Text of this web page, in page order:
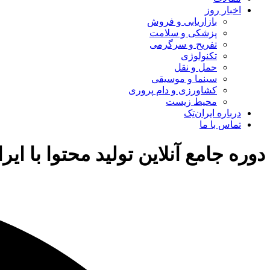
اخبار روز
بازاریابی و فروش
پزشکی و سلامت
تفریح و سرگرمی
تکنولوژی
حمل و نقل
سینما و موسیقی
کشاورزی و دام پروری
محیط زیست
درباره ایران‌تِک
تماس با ما
دوره جامع آنلاین تولید محتوا با